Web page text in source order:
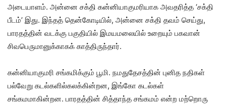
அடையாளம். அன்னை சக்தி கன்னியாகுமரியாக அவதரித்த ‘சக்தி
பீடம்’ இது. இந்தத் தென்கோடியில், அன்னை சக்தி தவம் செய்து,
பாரதத்தின் வடக்கு பகுதியில் இமயமலையில் உறையும் பகவான்
சிவபெருமானுக்காகக் காத்திருந்தார்.
கன்னியாகுமரி சங்கமிக்கும் பூமி. நமதுதேசத்தின் புனித நதிகள்
பல்வேறு கடல்களில்கலக்கின்றன, இங்கோ கடல்கள்
சங்கமமாகின்றன. பாரதத்தின் சித்தாந்த சங்கமம் என்ற மற்றொரு